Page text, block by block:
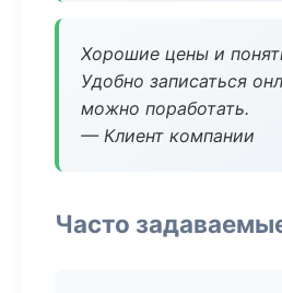
Хорошие цены и
Удобно записаться
можно поработать.
— Клиент компании
Часто